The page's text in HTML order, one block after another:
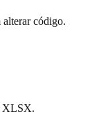
código.
XLSX.